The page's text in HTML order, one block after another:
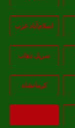
اسلام‌‌آباد غرب
سرپل ذهاب
کرمانشاه